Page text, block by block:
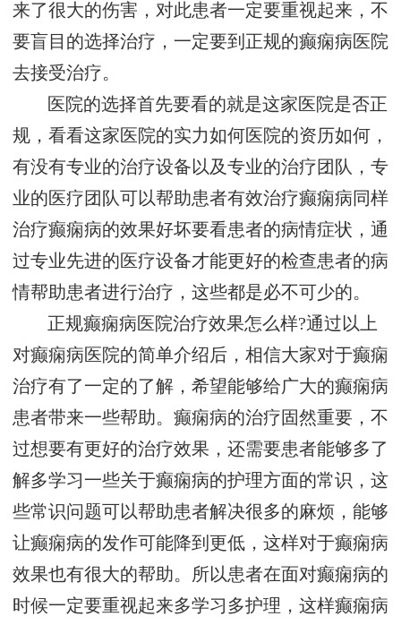
来了很大的伤害，对此患者一定要重视起来，不
要盲目的选择治疗，一定要到正规的癫痫病医院
去接受治疗。
医院的选择首先要看的就是这家医院是否正
规，看看这家医院的实力如何医院的资历如何，
有没有专业的治疗设备以及专业的治疗团队，专
业的医疗团队可以帮助患者有效治疗癫痫病同样
治疗癫痫病的效果好坏要看患者的病情症状，通
过专业先进的医疗设备才能更好的检查患者的病
情帮助患者进行治疗，这些都是必不可少的。
正规癫痫病医院治疗效果怎么样?通过以上
对癫痫病医院的简单介绍后，相信大家对于癫痫
治疗有了一定的了解，希望能够给广大的癫痫病
患者带来一些帮助。癫痫病的治疗固然重要，不
过想要有更好的治疗效果，还需要患者能够多了
解多学习一些关于癫痫病的护理方面的常识，这
些常识问题可以帮助患者解决很多的麻烦，能够
让癫痫病的发作可能降到更低，这样对于癫痫病
效果也有很大的帮助。所以患者在面对癫痫病的
时候一定要重视起来多学习多护理，这样癫痫病